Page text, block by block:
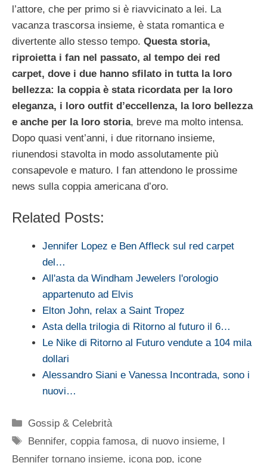
l’attore, che per primo si è riavvicinato a lei. La
vacanza trascorsa insieme, è stata romantica e
divertente allo stesso tempo. Questa storia,
riproietta i fan nel passato, al tempo dei red
carpet, dove i due hanno sfilato in tutta la loro
bellezza: la coppia è stata ricordata per la loro
eleganza, i loro outfit d’eccellenza, la loro bellezza
e anche per la loro storia, breve ma molto intensa.
Dopo quasi vent’anni, i due ritornano insieme,
riunendosi stavolta in modo assolutamente più
consapevole e maturo. I fan attendono le prossime
news sulla coppia americana d’oro.
Related Posts:
Jennifer Lopez e Ben Affleck sul red carpet
del…
All'asta da Windham Jewelers l'orologio
appartenuto ad Elvis
Elton John, relax a Saint Tropez
Asta della trilogia di Ritorno al futuro il 6…
Le Nike di Ritorno al Futuro vendute a 104 mila
dollari
Alessandro Siani e Vanessa Incontrada, sono i
nuovi…
Categorie
Gossip & Celebrità
Tag
Bennifer,coppia famosa,di nuovo insieme, I
Bennifer tornano insieme, icona pop, icone